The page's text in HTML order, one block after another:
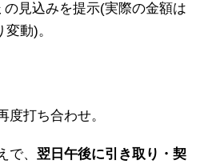
の見込みを提示(実際の金額は
動)。
度打ち合わせ。
で、 翌日午後に引き取り・契